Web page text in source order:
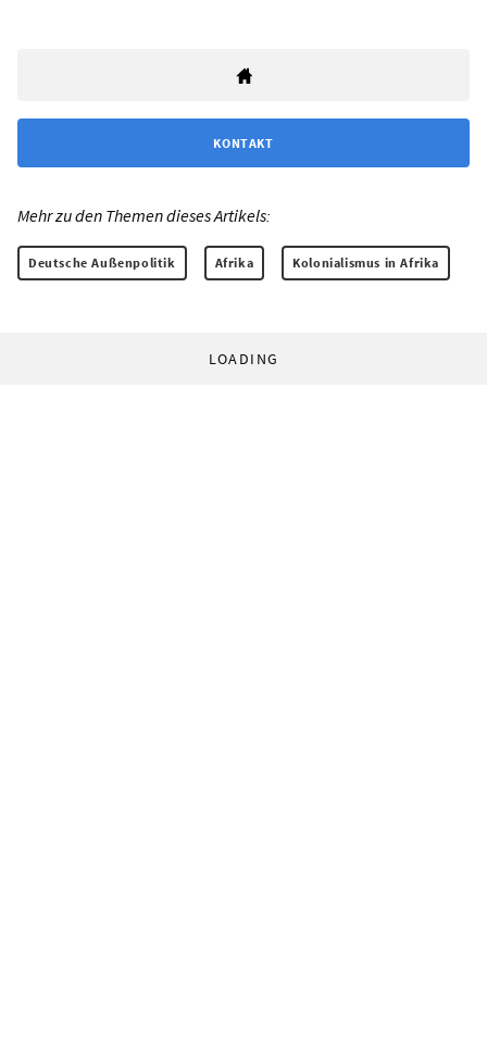
KONTAKT
Mehr zu den Themen dieses Artikels:
Deutsche Außenpolitik Afrika Kolonialismus in Afrika
LOADING